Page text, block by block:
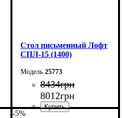
Стол письменный Лофт
СПЛ-15 (1400)
25773
8434грн
8012грн
-5%